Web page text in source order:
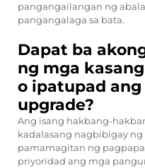
pangangailangan ng
pangangalaga sa bata.
Dapat ba
ng mga
o ipatupad
upgrade?
Ang isang hakbang-
kadalasang nagbibigay ng
pamamagitan ng
priyoridad ang mga